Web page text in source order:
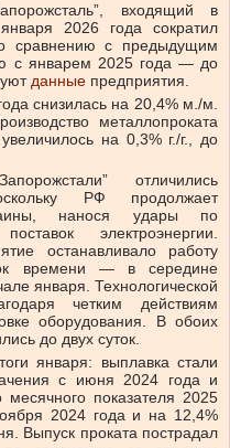
входящий в
2026 года сократил
сравнению с предыдущим
с январем 2025 года — до
данные предприятия.
снизилась на 20,4% м./м.
металлопроката
на 0,3% г./г., до
отличились
РФ продолжает
нанося удары по
электроэнергии.
останавливало работу
времени — в середине
января. Технологической
четким действиям
оборудования. В обоих
до двух суток.
января: выплавка стали
с июня 2024 года и
показателя 2025
2024 года и на 12,4%
Выпуск проката пострадал